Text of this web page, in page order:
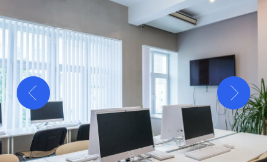
Capital Skills
Приемная комиссия:
+7 901 417-56-09
+7 499 325-73-56
8 (495) 128−36−36
info@capital-skills.ru